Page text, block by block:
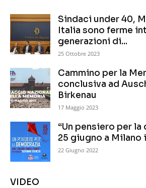
Sindaci under 40,
Italia sono ferme
generazioni di...
25 Ottobre 2023
Cammino per la
conclusiva ad
Birkenau
17 Maggio 2023
“Un pensiero per la
25 giugno a Milano
22 Giugno 2022
VIDEO